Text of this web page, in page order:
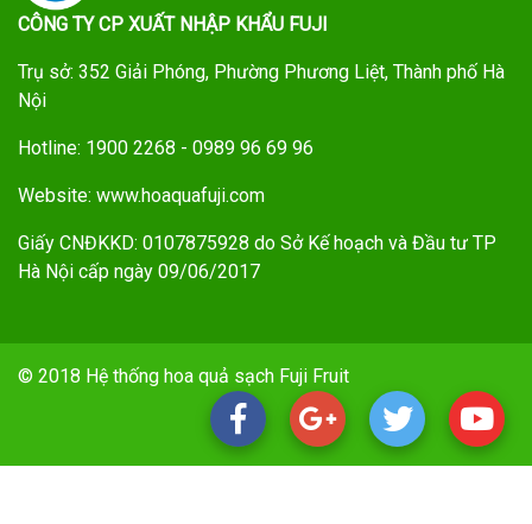
CÔNG TY CP XUẤT NHẬP KHẨU FUJI
Trụ sở: 352 Giải Phóng, Phường Phương Liệt, Thành phố Hà
Nội
Hotline: 1900 2268 - 0989 96 69 96
Website: www.hoaquafuji.com
Giấy CNĐKKD: 0107875928 do Sở Kế hoạch và Đầu tư TP
Hà Nội cấp ngày 09/06/2017
© 2018 Hệ thống hoa quả sạch Fuji Fruit